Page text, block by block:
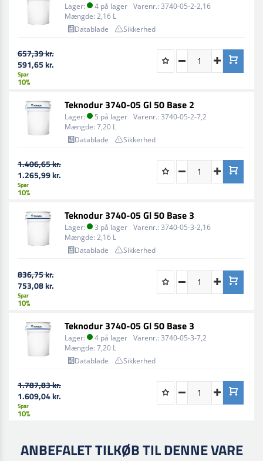
Priming, grunding
METAL: INERTA PRIMER 3210, TEKNODUR PRIMER 3420,
KUNSTSTOF: TEKNODUR FILLER 3310, TEKNODUR
PRIMER 3420
airless sprøjtning, Konventionel sprøjtning
PåføringBLANDING AF KOMPONENTER: For at opnå et
tilfredsstillende resultat, er det vigtigt, at hærderen
indarbejdes korrekt. Der sker i de første 15 minutter
efter hærder tilsætningen en viskositetsstigning.
Endelig indstilling af sprøjteviskositet skal foretages
derefter. Det anbefales, at der anvendes ca. 30 vol.%
fortynder: Se skema i teknisk datablad.
Påføringsforhold Overfladen, som skal behandles, skal
være tør. Under påføring og tørring skal luftens,
°C og den relative luftfugtighed under 80
Hærderen bør åbnes med forsigtighed, da der kan
opstå overtryk under opbevaringen
Lager: 4 på lager Varenr.: 3740-05-2-2,16
Mængde: 2,16 L
Datablade
Sikkerhed
657,39 kr.
591,65 kr.
Spar
10%
Teknodur 3740-05 Gl 50 Base 2
Lager: 5 på lager Varenr.: 3740-05-2-7,2
Mængde: 7,20 L
Datablade
Sikkerhed
1.406,65 kr.
1.265,99 kr.
Spar
10%
Teknodur 3740-05 Gl 50 Base 3
Lager: 3 på lager Varenr.: 3740-05-3-2,16
Mængde: 2,16 L
Datablade
Sikkerhed
836,75 kr.
753,08 kr.
Spar
10%
Teknodur 3740-05 Gl 50 Base 3
Lager: 4 på lager Varenr.: 3740-05-3-7,2
Mængde: 7,20 L
Datablade
Sikkerhed
1.787,83 kr.
1.609,04 kr.
Spar
10%
ANBEFALET TILKØB TIL DENNE VARE